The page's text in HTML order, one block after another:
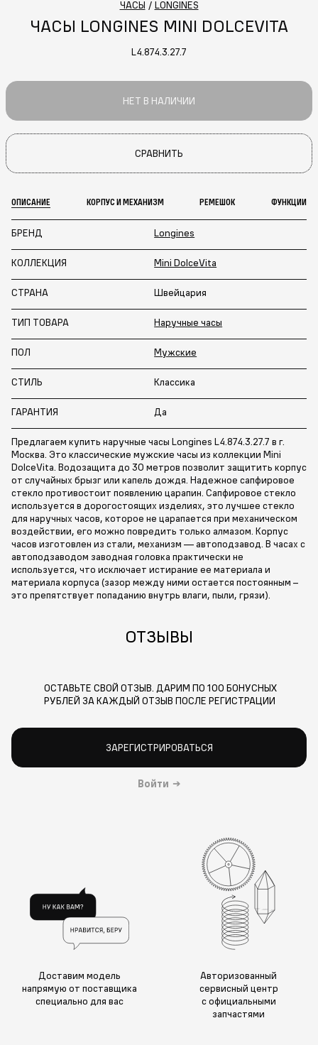
ЧАСЫ / LONGINES
ЧАСЫ LONGINES MINI DOLCEVITA
L4.874.3.27.7
НЕТ В НАЛИЧИИ
СРАВНИТЬ
ОПИСАНИЕ КОРПУС И МЕХАНИЗМ РЕМЕШОК ФУНКЦИИ
БРЕНД Longines
КОЛЛЕКЦИЯ Mini DolceVita
СТРАНА Швейцария
ТИП ТОВАРА Наручные часы
ПОЛ Мужские
СТИЛЬ Классика
ГАРАНТИЯ Да
Предлагаем купить наручные часы Longines L4.874.3.27.7 в г.
Москва. Это классические мужские часы из коллекции Mini
DolceVita. Водозащита до 30 метров позволит защитить корпус
от случайных брызг или капель дождя. Надежное сапфировое
стекло противостоит появлению царапин. Сапфировое стекло
используется в дорогостоящих изделиях, это лучшее стекло
для наручных часов, которое не царапается при механическом
воздействии, его можно повредить только алмазом. Корпус
часов изготовлен из стали, механизм — автоподзавод. В часах с
автоподзаводом заводная головка практически не
используется, что исключает истирание ее материала и
материала корпуса (зазор между ними остается постоянным –
это препятствует попаданию внутрь влаги, пыли, грязи).
ОТЗЫВЫ
ОСТАВЬТЕ СВОЙ ОТЗЫВ. ДАРИМ ПО 100 БОНУСНЫХ
РУБЛЕЙ ЗА КАЖДЫЙ ОТЗЫВ ПОСЛЕ РЕГИСТРАЦИИ
ЗАРЕГИСТРИРОВАТЬСЯ
Войти →
Доставим модель
напрямую от поставщика
специально для вас
Авторизованный
сервисный центр
с официальными
запчастями